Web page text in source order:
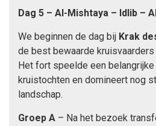
Dag 5 – Al-Mishtaya – Idlib –
We beginnen de dag bij Krak
de best bewaarde
Het fort speelde een
kruistochten en domineert nog
landschap.
Groep A – Na het bezoek